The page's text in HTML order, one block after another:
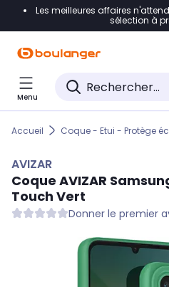
Accéder directement à la
Accéder directement au
Accéder directement au
Les meilleures affaires
sélection à
Menu
Accueil Coque - Etui - Protège
AVIZAR
Coque AVIZAR
Touch Vert
Donner le premier